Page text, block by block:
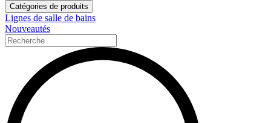
Catégories de produits
Lignes de salle de bains
Nouveautés